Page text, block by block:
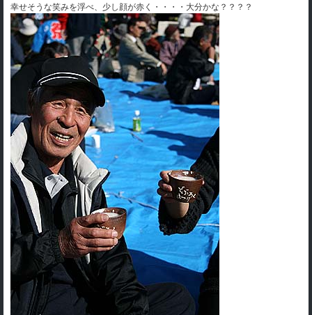
幸せそうな笑みを浮べ、少し顔が赤く・・・・大分かな？？？？